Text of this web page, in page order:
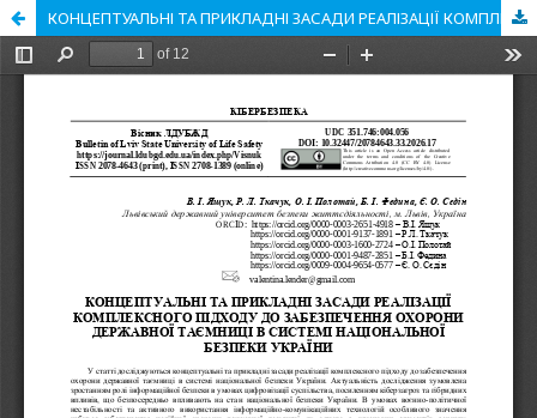
КОНЦЕПТУАЛЬНІ ТА ПРИКЛАДНІ ЗАСАДИ РЕАЛІЗАЦІЇ КОМПЛЕКСНОГО ПІДХОДУ ДО ЗАБЕЗПЕЧЕННЯ ОХОРОНИ ДЕРЖАВНОЇ ТАЄМНИЦІ В СИСТЕМІ НАЦІОНАЛЬНОЇ БЕЗПЕКИ УКРАЇНИ